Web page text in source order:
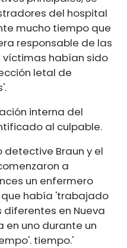
del hospital
mucho tiempo que
responsable de las
víctimas habían sido
letal de
interna del
al culpable.
Braun y el
a
un enfermero
había 'trabajado
en Nueva
en uno durante un
tiempo.'